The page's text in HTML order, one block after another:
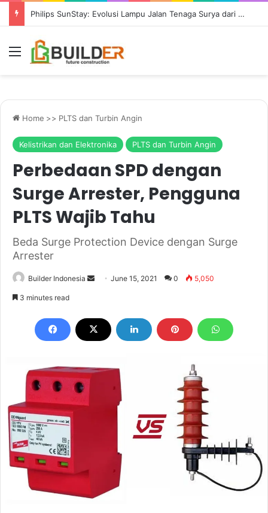
Philips SunStay: Evolusi Lampu Jalan Tenaga Surya dari Signify
Menu
Home >> PLTS dan Turbin Angin
Kelistrikan dan Elektronika PLTS dan Turbin Angin
Perbedaan SPD dengan
Surge Arrester, Pengguna
PLTS Wajib Tahu
Beda Surge Protection Device dengan Surge
Arrester
Builder Indonesia
SendJune 15, 2021 0 5,050
3 minutes read